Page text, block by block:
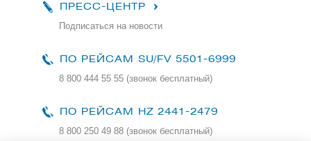
ПРЕСС-ЦЕНТР
Подписаться на новости
ПО РЕЙСАМ SU/FV 5501-6999
8 800 444 55 55 (звонок бесплатный)
ПО РЕЙСАМ HZ 2441-2479
8 800 250 49 88 (звонок бесплатный)